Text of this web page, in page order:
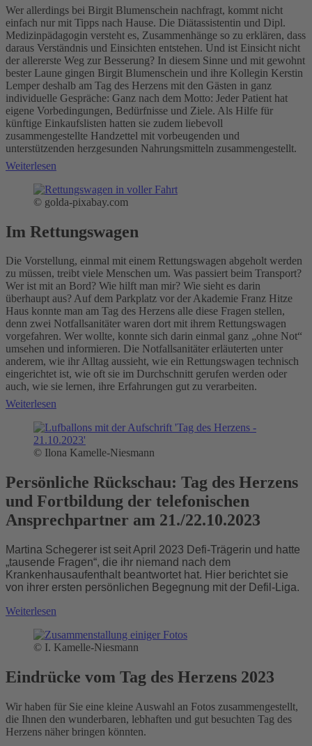
Wer allerdings bei Birgit Blumenschein nachfragt, kommt nicht
einfach nur mit Tipps nach Hause. Die Diätassistentin und Dipl.
Medizinpädagogin versteht es, Zusammenhänge so zu erklären, dass
daraus Verständnis und Einsichten entstehen. Und ist Einsicht nicht
der allererste Weg zur Besserung? In diesem Sinne und mit gewohnt
bester Laune gingen Birgit Blumenschein und ihre Kollegin Kerstin
Lemper deshalb am Tag des Herzens mit den Gästen in ganz
individuelle Gespräche: Ganz nach dem Motto: Jeder Patient hat
eigene Vorbedingungen, Bedürfnisse und Ziele. Als Hilfe für
künftige Einkaufslisten hatten sie zudem liebevoll
zusammengestellte Handzettel mit vorbeugenden und
unterstützenden herzgesunden Nahrungsmitteln zusammengestellt.
Weiterlesen
© golda-pixabay.com
Im Rettungswagen
Die Vorstellung, einmal mit einem Rettungswagen abgeholt werden
zu müssen, treibt viele Menschen um. Was passiert beim Transport?
Wer ist mit an Bord? Wie hilft man mir? Wie sieht es darin
überhaupt aus? Auf dem Parkplatz vor der Akademie Franz Hitze
Haus konnte man am Tag des Herzens alle diese Fragen stellen,
denn zwei Notfallsanitäter waren dort mit ihrem Rettungswagen
vorgefahren. Wer wollte, konnte sich darin einmal ganz „ohne Not“
umsehen und informieren. Die Notfallsanitäter erläuterten unter
anderem, wie ihr Alltag aussieht, wie ein Rettungswagen technisch
eingerichtet ist, wie oft sie im Durchschnitt gerufen werden oder
auch, wie sie lernen, ihre Erfahrungen gut zu verarbeiten.
Weiterlesen
© Ilona Kamelle-Niesmann
Persönliche Rückschau: Tag des Herzens
und Fortbildung der telefonischen
Ansprechpartner am 21./22.10.2023
Martina Schegerer ist seit April 2023 Defi-Trägerin und hatte
„tausende Fragen“, die ihr niemand nach dem
Krankenhausaufenthalt beantwortet hat. Hier berichtet sie
von ihrer ersten persönlichen Begegnung mit der Defil-Liga.
Weiterlesen
© I. Kamelle-Niesmann
Eindrücke vom Tag des Herzens 2023
Wir haben für Sie eine kleine Auswahl an Fotos zusammengestellt,
die Ihnen den wunderbaren, lebhaften und gut besuchten Tag des
Herzens näher bringen könnten.